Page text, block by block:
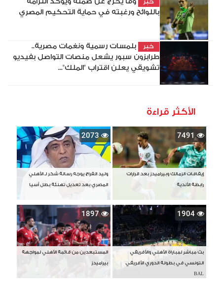
خبر
وفا يخرج عن صمته ويؤكد التزامه
باللوائح ورغبته في حماية التحكيم المصري
خبر
بلمسات رسمية ونغمات مصرية..
طرابزون سبور يشعل منصات التواصل بفيديو
تشويقي يعلن اقتراب "الملك"...
الأكثر قراءة
7491
إيقافات الزمالك وبيراميدز بعد قرارات
رابطة الأندية
2073
وليد الفراج يوجه رسالة شكر لـ الأهلي
المصري بعد تعديل تهنئة بطل آسيا
1904
بث مباشر لمباراة الأهلي والأفريقي
التونسي في بطولة الدوري الأفريقي
BAL
1897
المستبعدين من قائمة الأهلي لمواجهة
بيراميدز